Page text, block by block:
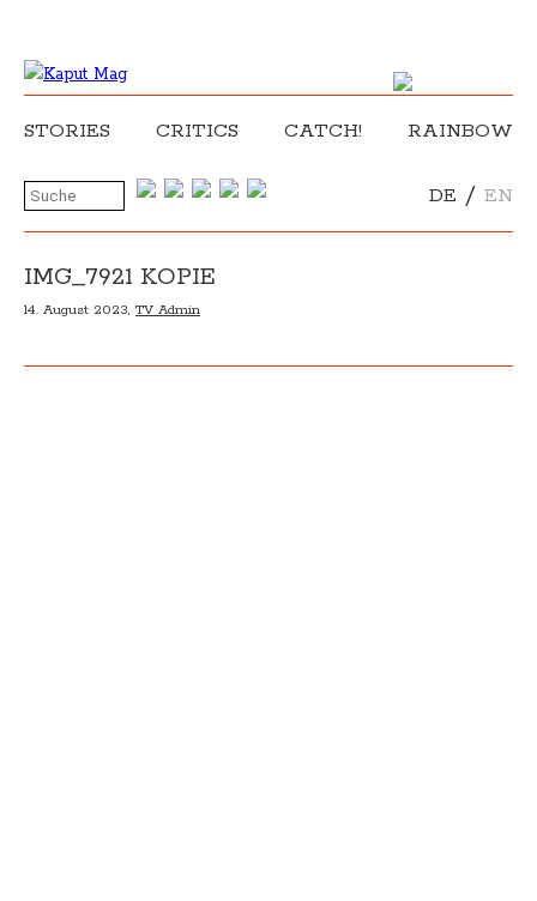
STORIES CRITICS CATCH! RAINBOW
DE / EN
IMG_7921 KOPIE
14. August 2023, TV Admin